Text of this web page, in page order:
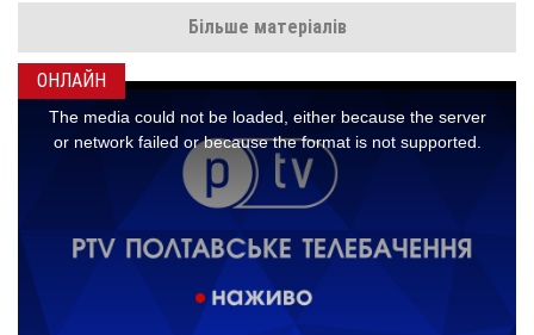
ОНЛАЙН
Більше матеріалів